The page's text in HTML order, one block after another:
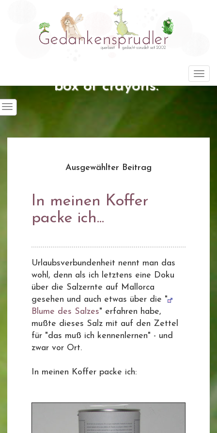
"Life is about using the whole
box of crayons."
Ausgewählter Beitrag
In meinen Koffer
packe ich...
Urlaubsverbundenheit nennt man das
wohl, denn als ich letztens eine Doku
über die Salzernte auf Mallorca
gesehen und auch etwas über die "
Blume des Salzes" erfahren habe,
mußte dieses Salz mit auf den Zettel
für "das muß ich kennenlernen" - und
zwar vor Ort.
In meinen Koffer packe ich: